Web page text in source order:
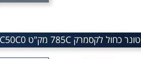
טונר כחול לקסמרק 785C מק"ט 785C Cyan toner cartridge sku 78C50C0